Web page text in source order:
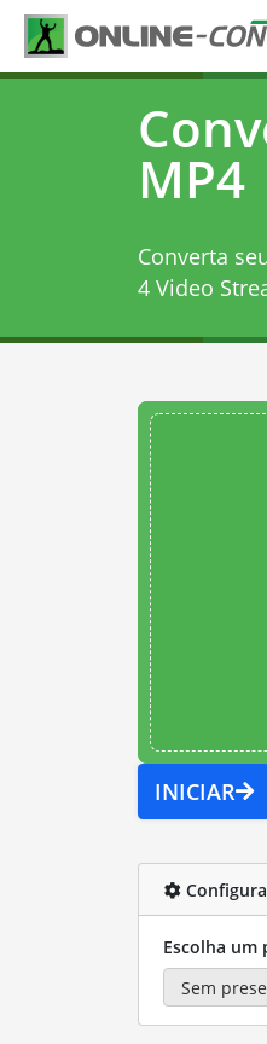
MP4
Converta
4 Video
INICIAR
Escolha um